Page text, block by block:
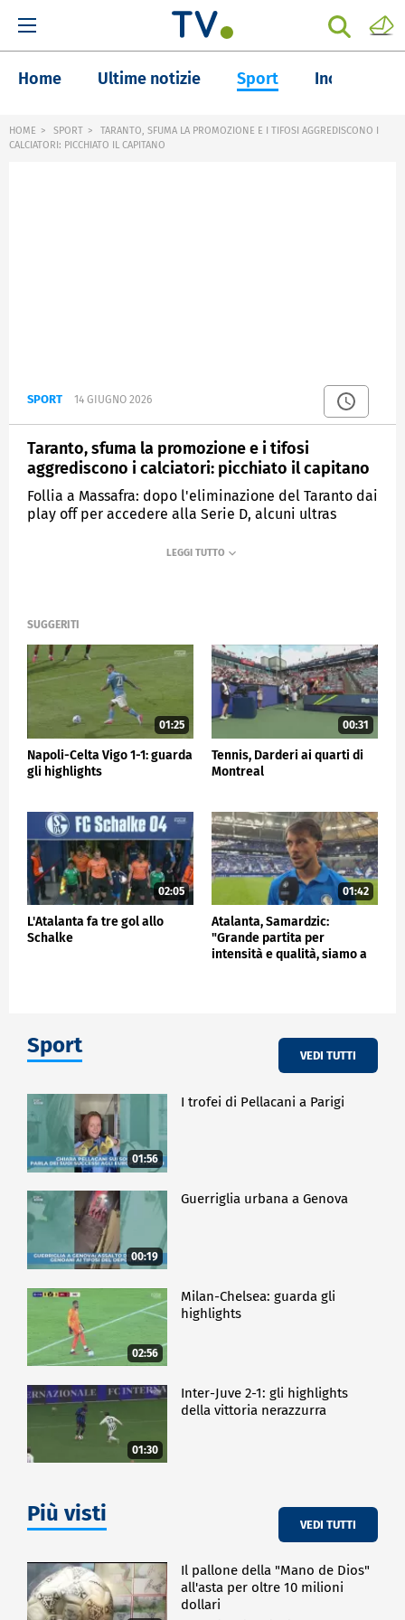
Home Ultime notizie Sport Inchieste
HOME SPORT
TARANTO, SFUMA LA PROMOZIONE E I TIFOSI AGGREDISCONO I
CALCIATORI: PICCHIATO IL CAPITANO
SPORT 14 GIUGNO 2026
Taranto, sfuma la promozione e i tifosi
aggrediscono i calciatori: picchiato il capitano
Follia a Massafra: dopo l'eliminazione del Taranto dai
play off per accedere alla Serie D, alcuni ultras
aggredire i propri giocatori
SUGGERITI
01:25
Napoli-Celta Vigo 1-1: guarda
gli highlights
00:31
Tennis, Darderi ai quarti di
Montreal
02:05
L'Atalanta fa tre gol allo
Schalke
01:42
Atalanta, Samardzic:
"Grande partita per
intensità e qualità, siamo a
Sport VEDI TUTTI
01:56
I trofei di Pellacani a Parigi
00:19
Guerriglia urbana a Genova
02:56
Milan-Chelsea: guarda gli
highlights
01:30
Inter-Juve 2-1: gli highlights
della vittoria nerazzurra
Più visti VEDI TUTTI
Il pallone della "Mano de Dios"
all'asta per oltre 10 milioni
dollari